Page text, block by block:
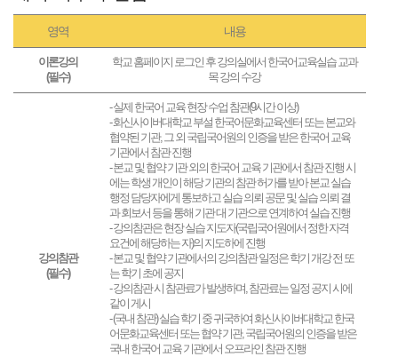
영역 내용
이론강의
(필수)
학교 홈페이지 로그인 후 강의실에서 한국어교육실습 교과
목 강의 수강
강의참관
(필수)
- 실제 한국어 교육 현장 수업 참관(9시간 이상)
- 화신사이버대학교 부설 한국어문화교육센터 또는 본교와
협약된 기관, 그 외 국립국어원의 인증을 받은 한국어 교육
기관에서 참관 진행
- 본교 및 협약 기관 외의 한국어 교육 기관에서 참관 진행 시
에는 학생 개인이 해당 기관의 참관 허가를 받아 본교 실습
행정 담당자에게 통보하고 실습 의뢰 공문 및 실습 의뢰 결
과 회보서 등을 통해 기관 대 기관으로 연계하여 실습 진행
- 강의참관은 현장 실습 지도자(국립국어원에서 정한 자격
요건에 해당하는 자)의 지도하에 진행
- 본교 및 협약 기관에서의 강의참관 일정은 학기 개강 전 또
는 학기 초에 공지
- 강의참관 시 참관료가 발생하며, 참관료는 일정 공지 시에
같이 게시
- (국내 참관) 실습 학기 중 귀국하여 화신사이버대학교 한국
어문화교육센터 또는 협약 기관, 국립국어원의 인증을 받은
국내 한국어 교육 기관에서 오프라인 참관 진행